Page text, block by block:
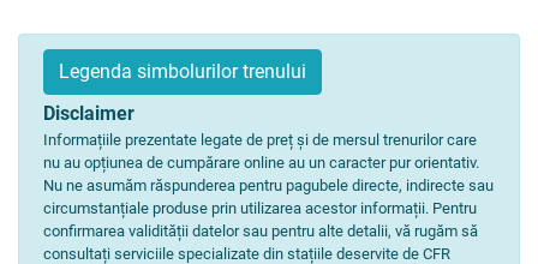
Legenda simbolurilor trenului
Disclaimer
Informațiile prezentate legate de preț și de mersul trenurilor care
nu au opțiunea de cumpărare online au un caracter pur orientativ.
Nu ne asumăm răspunderea pentru pagubele directe, indirecte sau
circumstanțiale produse prin utilizarea acestor informații. Pentru
confirmarea validității datelor sau pentru alte detalii, vă rugăm să
consultați serviciile specializate din stațiile deservite de CFR